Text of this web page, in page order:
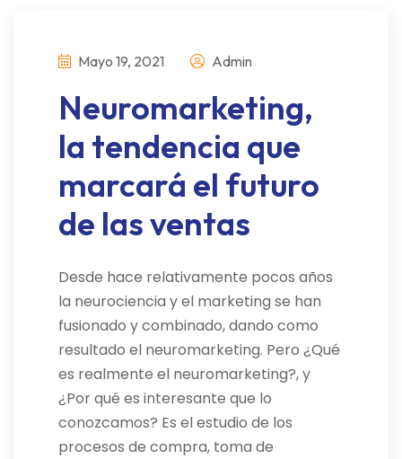
Mayo 19, 2021 Admin
Neuromarketing,
la tendencia que
marcará el futuro
de las ventas
Desde hace relativamente pocos años
la neurociencia y el marketing se han
fusionado y combinado, dando como
resultado el neuromarketing. Pero ¿Qué
es realmente el neuromarketing?, y
¿Por qué es interesante que lo
conozcamos? Es el estudio de los
procesos de compra, toma de